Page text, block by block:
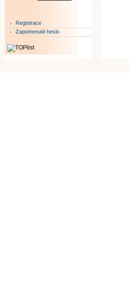
Registrace
Zapomenuté heslo